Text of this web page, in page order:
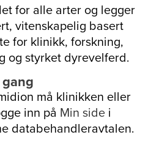
for alle arter og legger
vitenskapelig basert
for klinikk, forskning,
og styrket dyrevelferd.
må klinikken eller
inn på Min side i
databehandleravtalen.